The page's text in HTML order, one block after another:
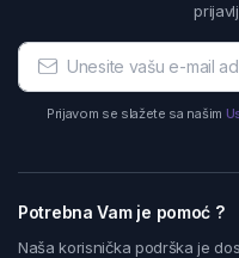
Prijavom se slažete sa našim
Potrebna Vam je pomoć ?
Naša korisnička podrška je